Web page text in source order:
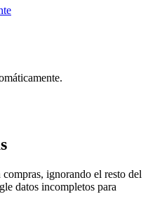
ignorando el resto del
datos incompletos para